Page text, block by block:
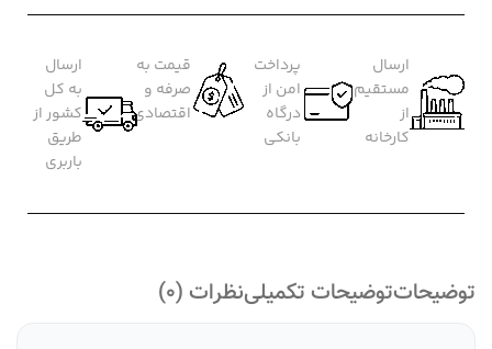
ارسال
مستقیم
از
کارخانه
پرداخت
امن از
درگاه
بانکی
قیمت به
صرفه و
اقتصادی
ارسال
به کل
کشور از
طریق
باربری
توضیحاتتوضیحات تکمیلینظرات (0)